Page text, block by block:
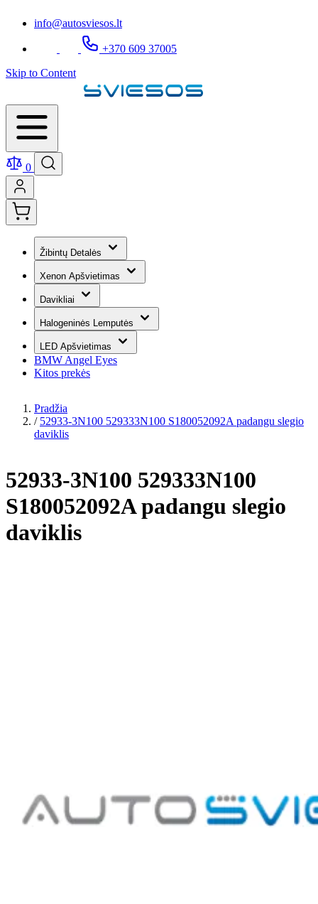
info@autosviesos.lt
+370 609 37005
Skip to Content
0
Žibintų Detalės
Xenon Apšvietimas
Davikliai
Halogeninės Lemputės
LED Apšvietimas
BMW Angel Eyes
Kitos prekės
Pradžia
/ 52933-3N100 529333N100 S180052092A padangu slegio
daviklis
52933-3N100 529333N100
S180052092A padangu slegio
daviklis